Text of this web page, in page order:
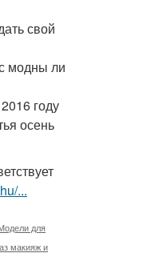
свой
модны ли
году
осень
...
для
макияж и